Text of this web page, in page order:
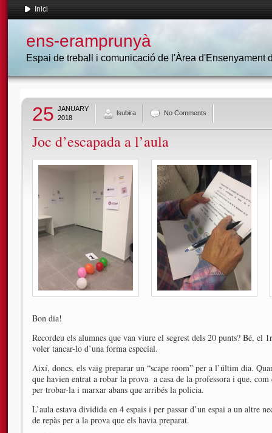
Inici
ens-eramprunyà
Espai de treball i comunicació de l'Àrea d'Ensenyament
25 JANUARY
2018
lsubira No Comments
Joc d’escapada a l’aula
Bon dia!
Recordeu els alumnes que van viure el segrest dels 20 punts? Bé, el
voler tancar-lo d’una forma especial.
Així, doncs, els vaig preparar un “scape room” per a l’últim dia.
que havien entrat a robar la prova a casa de la professora i que,
per trobar-la i marxar abans que arribés la policia.
L’aula estava dividida en 4 espais i per passar d’un espai a un altre
de repàs per a la prova que els havia preparat.